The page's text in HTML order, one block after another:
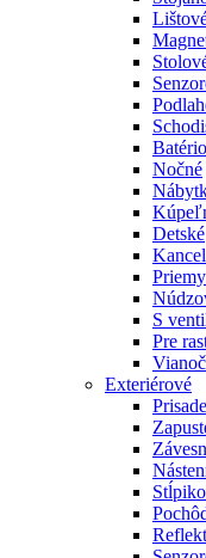
Nočné
Detské
S
Pre
Exteriérové